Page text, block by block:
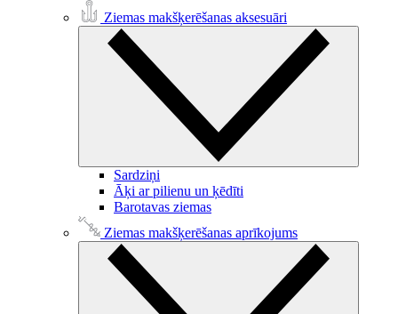
Ziemas makšķerēšanas aksesuāri
Sardziņi
Āķi ar pilienu un ķēdīti
Barotavas ziemas
Ziemas makšķerēšanas aprīkojums